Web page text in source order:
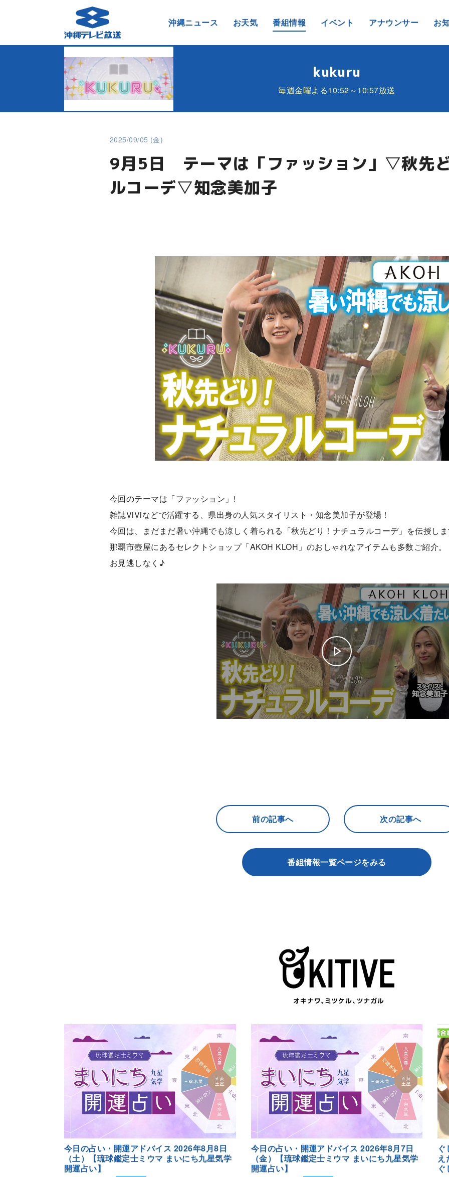
沖縄ニュース お天気 番組情報 イベント アナウンサー お
kukuru
毎週金曜よる10:52～10:57放送
2025/09/05 (金)
9月5日 テーマは「ファッション」▽秋先
ルコーデ▽知念美加子
今回のテーマは「ファッション」!
雑誌ViViなどで活躍する、県出身の人気スタイリスト・知念美加子が登場！
今回は、まだまだ暑い沖縄でも涼しく着られる「秋先どり！ナチュラルコーデ」を伝授し
那覇市壺屋にあるセレクトショップ「AKOH KLOH」のおしゃれなアイテムも多数ご紹介。
お見逃しなく♪
前の記事へ 次の記事へ
番組情報一覧ページをみる
今日の占い・開運アドバイス 2026年8月8日
（土）【琉球鑑定士ミウマ まいにち九星気学
開運占い】
今日の占い・開運アドバイス 2026年8月7日
（金）【琉球鑑定士ミウマ まいにち九星気学
開運占い】
え